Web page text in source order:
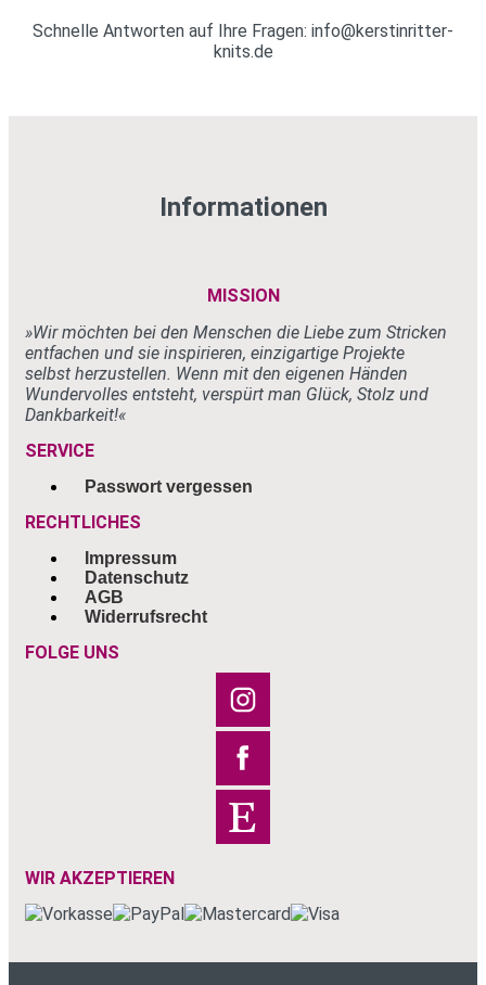
Schnelle Antworten auf Ihre Fragen: info@kerstinritter-
knits.de
Informationen
MISSION
»Wir möchten bei den Menschen die Liebe zum Stricken
entfachen und sie inspirieren, einzigartige Projekte
selbst herzustellen. Wenn mit den eigenen Händen
Wundervolles entsteht, verspürt man Glück, Stolz und
Dankbarkeit!«
SERVICE
Passwort vergessen
RECHTLICHES
Impressum
Datenschutz
AGB
Widerrufsrecht
FOLGE UNS
WIR AKZEPTIEREN